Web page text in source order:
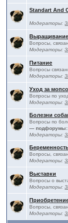
Standart And
Модераторы:
Вопросы,
Модераторы:
Питание
Вопросы
Модераторы:
Уход за
Вопросы по
Модераторы:
Болезни
Вопросы по
— подфорумы:
Модераторы:
Вопросы,
Модераторы:
Выставки
Вопросы о
Модераторы:
Вопросы,
Модераторы: